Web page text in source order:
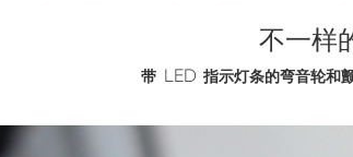
不一样
带 LED 指示灯条的弯音轮和